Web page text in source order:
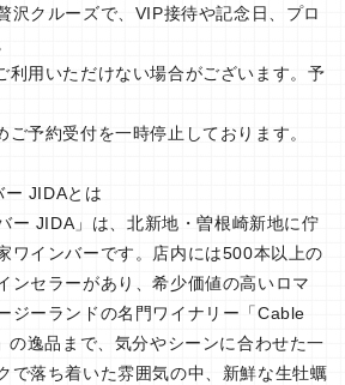
沢クルーズで、VIP接待や記念日、プロ
用いただけない場合がございます。予
予約受付を一時停止しております。
ー JIDAとは
ー JIDA」は、北新地・曽根崎新地に佇
ワインバーです。店内には500本以上の
ンセラーがあり、希少価値の高いロマ
ジーランドの名門ワイナリー「Cable
逸品まで、気分やシーンに合わせた一
で落ち着いた雰囲気の中、新鮮な生牡蠣